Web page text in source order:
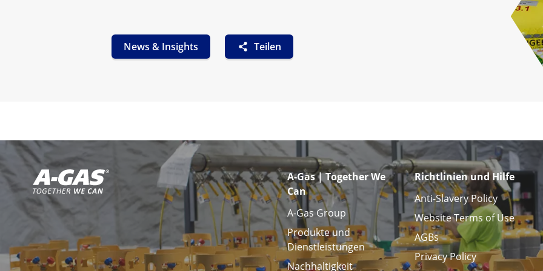
News & Insights Teilen
A-Gas | Together We
Can
A-Gas Group
Produkte und
Dienstleistungen
Nachhaltigkeit
Richtlinien und Hilfe
Anti-Slavery Policy
Website Terms of Use
AGBs
Privacy Policy